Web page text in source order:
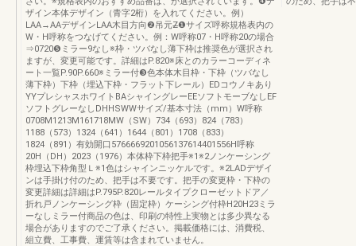
ザイン本体デザイン（青字2桁）を入れてください。例）
LAA→AAデザインLAA木目方向❷吊元Z̶❶サイズ呼称規格表内の
W・H呼称をつなげてください。例：W呼称07・H呼称20の場合
⇒0720❺ミラー9なし※枠・ツバなし薄下枠は推奨色が選択され
ますが、変更可能です。詳細はP.820※床とのカラーコーディネ
ート一覧P.90P.660※ミラー付❸色本体木目枠・下枠（ツバなし
薄下枠）下枠（埋込下枠・フラット下レール）EDコウノキあり
YYプレシャスホワイトBAシャイングレーEEソフトモーブなしEF
ソフトグレーなしDHHSWWサイズ/基本寸法（mm）W呼称
0708M1213M161718MW（SW）734（693）824（783）
1188（573）1324（641）1644（801）1708（833）
1824（891）有効開口5766669201056137614401556H呼称
20H（DH）2023（1976）本体枠下枠把手※1※2ノンケーシング
枠埋込下枠角型Ｌ※1色はシャインニッケルです。※2LADデザイ
ンは手掛け付のため、把手は不要です。把手の変更枠・下枠の
変更詳細は詳細はP.795P.820レールタイプクローゼットドア／
折れ戸ノンケーシング枠（固定枠）ケーシング付枠H20H23ミラ
ーなしミラー付商品の色は、印刷の特性上実物とは多少異なる
場合がありますのでご了承ください。掲載価格には、消費税、
組立費、工事費、運賃等は含まれていません。